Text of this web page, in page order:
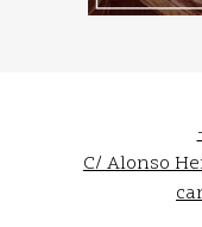
C/ Alonso